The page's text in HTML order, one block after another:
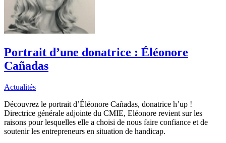
Portrait d’une donatrice : Éléonore
Cañadas
Actualités
Découvrez le portrait d’Éléonore Cañadas, donatrice h’up !
Directrice générale adjointe du CMIE, Eléonore revient sur les
raisons pour lesquelles elle a choisi de nous faire confiance et de
soutenir les entrepreneurs en situation de handicap.